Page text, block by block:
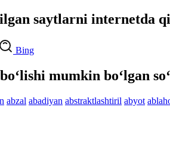
saytlarni internetda
Bing
mumkin bo‘lgan
abzal abadiyan abstraktlashtiril abyot